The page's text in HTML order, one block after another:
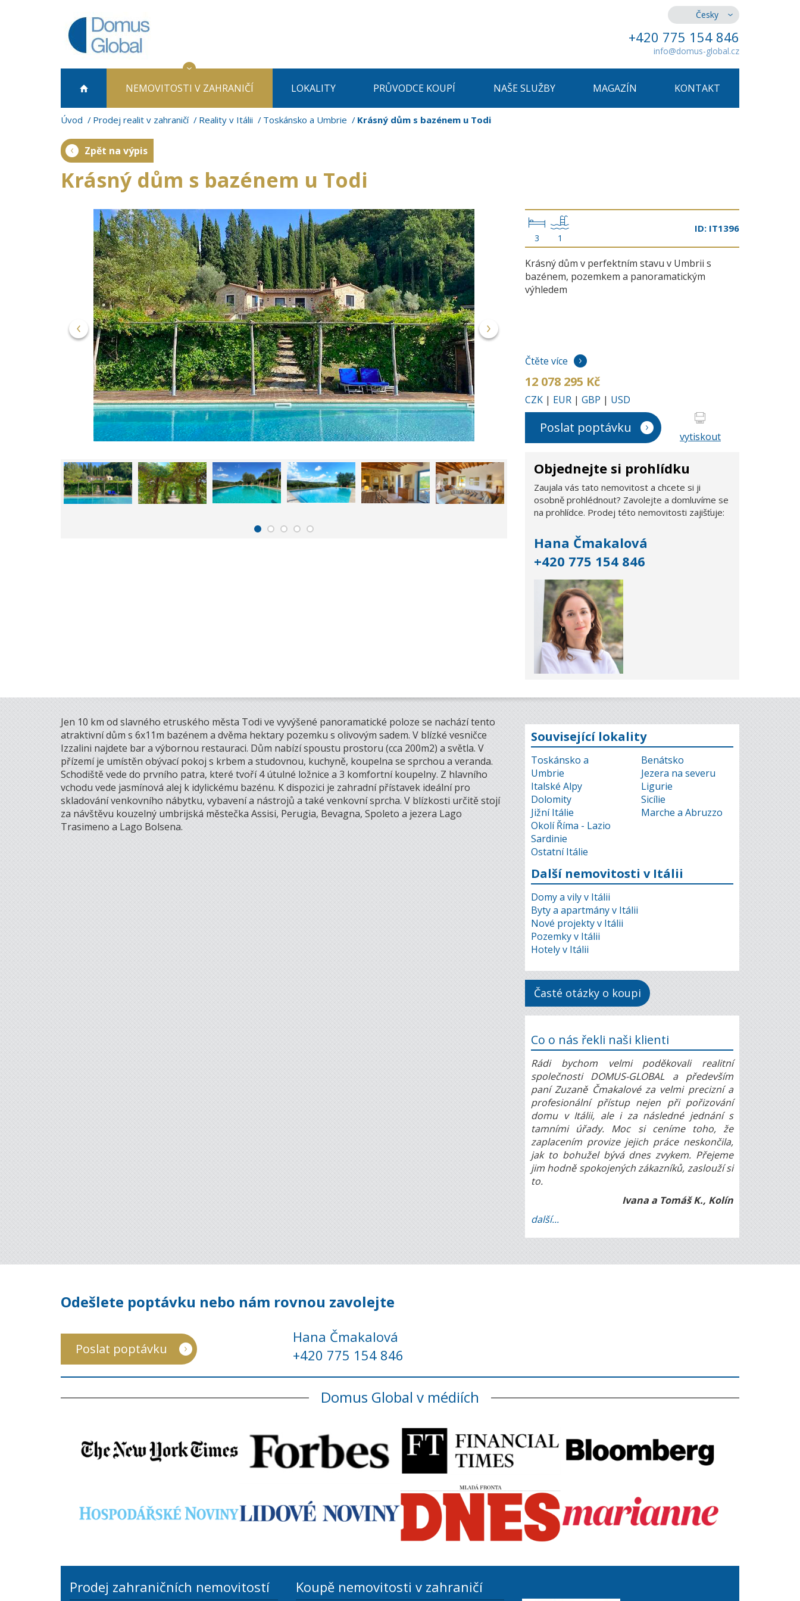
Česky
+420 775 154 846
info@domus-global.cz
NEMOVITOSTI V ZAHRANIČÍ LOKALITY PRŮVODCE KOUPÍ NAŠE SLUŽBY MAGAZÍN KONTAKT
Úvod Prodej realit v zahraničí Reality v Itálii Toskánsko a Umbrie Krásný dům s bazénem u Todi
Zpět na výpis
Krásný dům s bazénem u Todi
3 1
ID: IT1396
Krásný dům v perfektním stavu v Umbrii s
bazénem, pozemkem a panoramatickým
výhledem
Čtěte více
12 078 295 Kč
CZK | EUR | GBP | USD
Poslat poptávku
vytiskout
Objednejte si prohlídku
Zaujala vás tato nemovitost a chcete si ji
osobně prohlédnout? Zavolejte a domluvíme se
na prohlídce. Prodej této nemovitosti zajišťuje:
Hana Čmakalová
+420 775 154 846
Jen 10 km od slavného etruského města Todi ve vyvýšené panoramatické poloze se nachází tento
atraktivní dům s 6x11m bazénem a dvěma hektary pozemku s olivovým sadem. V blízké vesničce
Izzalini najdete bar a výbornou restauraci. Dům nabízí spoustu prostoru (cca 200m2) a světla. V
přízemí je umístěn obývací pokoj s krbem a studovnou, kuchyně, koupelna se sprchou a veranda.
Schodiště vede do prvního patra, které tvoří 4 útulné ložnice a 3 komfortní koupelny. Z hlavního
vchodu vede jasmínová alej k idylickému bazénu. K dispozici je zahradní přístavek ideální pro
skladování venkovního nábytku, vybavení a nástrojů a také venkovní sprcha. V blízkosti určitě stojí
za návštěvu kouzelný umbrijská městečka Assisi, Perugia, Bevagna, Spoleto a jezera Lago
Trasimeno a Lago Bolsena.
Související lokality
Toskánsko a
Umbrie
Italské Alpy
Dolomity
Jižní Itálie
Okolí Říma - Lazio
Sardinie
Ostatní Itálie
Benátsko
Jezera na severu
Ligurie
Sicílie
Marche a Abruzzo
Další nemovitosti v Itálii
Domy a vily v Itálii
Byty a apartmány v Itálii
Nové projekty v Itálii
Pozemky v Itálii
Hotely v Itálii
Časté otázky o koupi
Co o nás řekli naši klienti
Rádi bychom velmi poděkovali realitní
společnosti DOMUS-GLOBAL a především
paní Zuzaně Čmakalové za velmi precizní a
profesionální přístup nejen při pořizování
domu v Itálii, ale i za následné jednání s
tamními úřady. Moc si ceníme toho, že
zaplacením provize jejich práce neskončila,
jak to bohužel bývá dnes zvykem. Přejeme
jim hodně spokojených zákazníků, zaslouží si
to.
Ivana a Tomáš K., Kolín
další...
Odešlete poptávku nebo nám rovnou zavolejte
Poslat poptávku
Hana Čmakalová
+420 775 154 846
Domus Global v médiích
Prodej zahraničních nemovitostí Koupě nemovitosti v zahraničí